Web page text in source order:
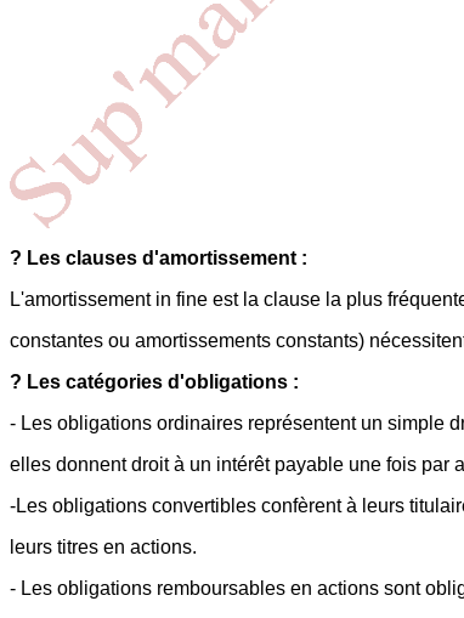
? Les clauses d'amortissement :
L'amortissement in fine est la clause la plus
constantes ou amortissements constants)
? Les catégories d'obligations :
- Les obligations ordinaires représentent un simple
elles donnent droit à un intérêt payable une fois par
-Les obligations convertibles confèrent à leurs
leurs titres en actions.
- Les obligations remboursables en actions sont